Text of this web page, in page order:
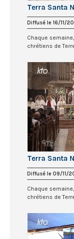
Terra Santa
Diffusé le 16/11/
Chaque
chrétiens de
Terra Santa
Diffusé le 09/11/
Chaque
chrétiens de